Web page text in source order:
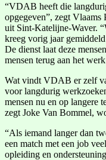
“VDAB heeft die
opgegeven”, zegt
uit Sint-Katelijne-Waver.
kreeg vorig jaar
De dienst laat deze
mensen terug aan het
Wat vindt VDAB er zelf
voor langdurig
mensen nu en op langere
zegt Joke Van Bommel,
“Als iemand langer dan
een match met een job
opleiding en